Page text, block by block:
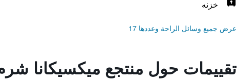
خزنه
عرض جميع وسائل الراحة وعددها 17
تقييمات حول منتجع ميكسيكانا